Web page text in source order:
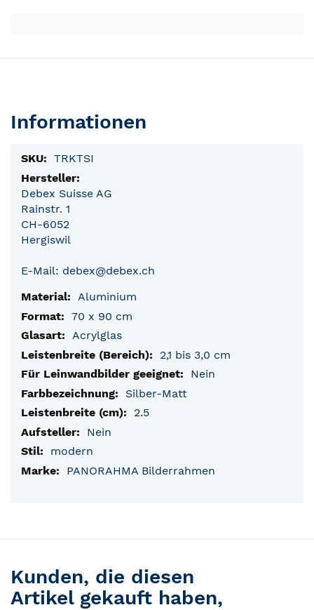
Informationen
Produktinformationen
TRKTSI
Debex Suisse AG
Rainstr. 1
CH-6052
Hergiswil
E-Mail: debex@debex.ch
Aluminium
70 x 90 cm
Acrylglas
2,1 bis 3,0 cm
Nein
Silber-Matt
2.5
Nein
modern
PANORAHMA Bilderrahmen
Kunden, die diesen
Artikel gekauft haben,